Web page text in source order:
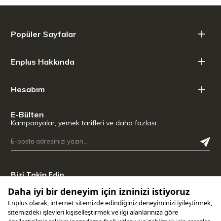
Popüler Sayfalar
Enplus Hakkında
Hesabım
E-Bülten
Kampanyalar, yemek tarifleri ve daha fazlası…
Bizi Takip Edin